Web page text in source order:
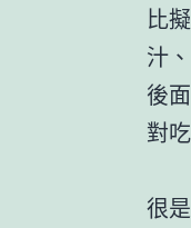
比
汁
後
對
很